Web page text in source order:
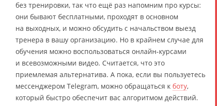
без тренировки, так что ещё раз напомним про курсы:
они бывают бесплатными, проходят в основном
на выходных, и можно обсудить с начальством выезд
тренера в вашу организацию. Но в крайнем случае для
обучения можно воспользоваться онлайн-курсами
и всевозможными видео. Считается, что это
приемлемая альтернатива. А пока, если вы пользуетесь
мессенджером Telegram, можно обращаться к боту,
который быстро обеспечит вас алгоритмом действий.